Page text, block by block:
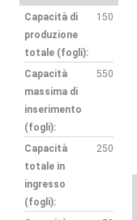
Capacità di
produzione
totale (fogli):
150
Capacità
massima di
inserimento
(fogli):
550
Capacità
totale in
ingresso
(fogli):
250